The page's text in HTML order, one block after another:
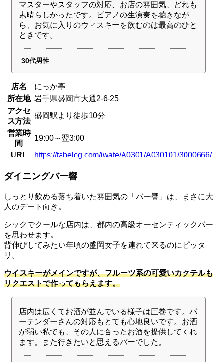
マスターやスタッフの対応、お店の雰囲気、どれも
素晴らしかったです。ピアノの生演奏を聴きなが
ら、お気に入りのウィスキーを飲むのは最高のひと
ときです。
30代男性
店名
にっか亭
所在地 岩手県盛岡市大通2-6-25
アクセ
ス方法
盛岡駅より徒歩10分
営業時
間
19:00～翌3:00
URL https://tabelog.com/iwate/A0301/A030101/3000666/
ダイニングバー響
しっとり飲める落ち着いた雰囲気の「バー響」は、まさに大
人のデート向き。
シックでクールな店内は、都内の高級オーセンティックバー
を思わせます。
背伸びしてみたい年頃の盛岡女子を連れて来るのにピッタ
リ。
ウイスキーがメインですが、フルーツ系の可愛いカクテルも
リクエストで作ってもらえます。
店内は広くてお酒が並んでいる様子は圧巻です。バ
ーテンダーさんの対応もとても心地良いです。お酒
が弱い私でも、その人に合ったお酒を提供してくれ
ます。また行きたいと思えるバーでした。